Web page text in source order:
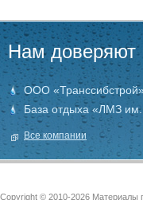
Нам доверяют
ООО
База отдыха «ЛМЗ
Все компании
Copyright © 2010-2026 Материалы